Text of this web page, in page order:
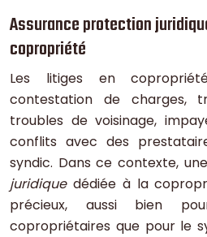
Assurance protection
copropriété
Les litiges en
contestation de charges,
troubles de voisinage,
conflits avec des
syndic. Dans ce contexte, une
juridiquedédiée à la
précieux, aussi bien
copropriétaires que pour le